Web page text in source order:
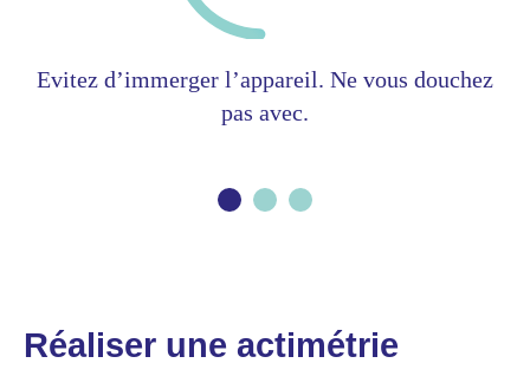
Evitez d’immerger l’appareil. Ne vous douchez
pas avec.
Réaliser une actimétrie